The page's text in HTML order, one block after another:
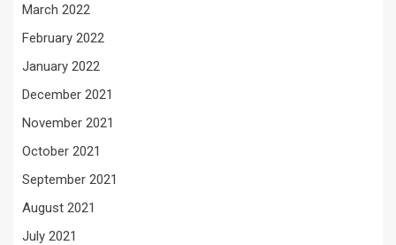
March 2022
February 2022
January 2022
December 2021
November 2021
October 2021
September 2021
August 2021
July 2021